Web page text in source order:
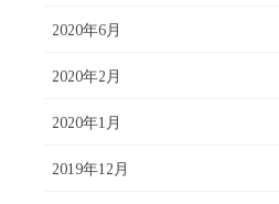
2020年6月
2020年2月
2020年1月
2019年12月